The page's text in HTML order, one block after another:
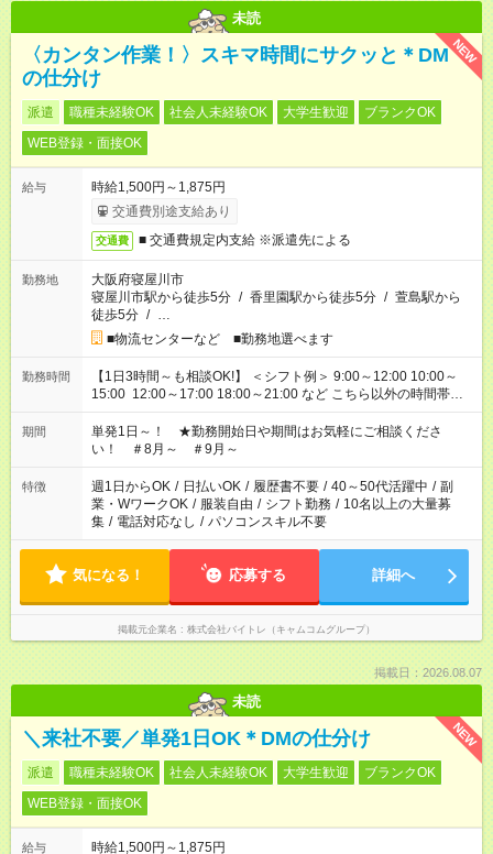
未読
NEW
〈カンタン作業！〉スキマ時間にサクッと＊DM
の仕分け
派遣 職種未経験OK 社会人未経験OK 大学生歓迎
ブランクOK
WEB登録・面接OK
給与
時給1,500円～1,875円
交通費別途支給あり
交通費 ■ 交通費規定内支給 ※派遣先による
勤務地
大阪府寝屋川市
寝屋川市駅から徒歩5分 / 香里園駅から徒歩5分 / 萱島駅から
徒歩5分 / …
■物流センターなど ■勤務地選べます
勤務時間
【1日3時間～も相談OK!】 ＜シフト例＞ 9:00～12:00 10:00～
15:00 12:00～17:00 18:00～21:00 など こちら以外の時間帯も
お気軽にご相談ください！
期間
単発1日～！ ★勤務開始日や期間はお気軽にご相談くださ
い！ ＃8月～ ＃9月～
特徴 週1日からOK / 日払いOK / 履歴書不要 / 40～50代活躍中 / 副
業・WワークOK / 服装自由 / シフト勤務 / 10名以上の大量募
集 / 電話対応なし / パソコンスキル不要
気になる！ 応募する 詳細へ
掲載元企業名 株式会社バイトレ（キャムコムグループ）
掲載日：2026.08.07
未読
NEW
＼来社不要／単発1日OK＊DMの仕分け
派遣 職種未経験OK 社会人未経験OK 大学生歓迎
ブランクOK
WEB登録・面接OK
給与 時給1,500円～1,875円